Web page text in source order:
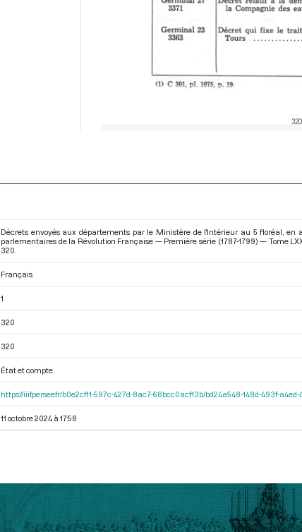
Décrets envoyés aux départements par le Ministère de l'Intérieur au 5 floréal,
parlementaires de la Révolution Française — Première série (1787-1799) — Tome
320.
Français
1
320
320
État et compte
https://iiif.persee.fr/b0e2cf11-597c-427d-8ac7-68bcc0acf13b/bd24a548-148d-493f-
11 octobre 2024 à 17:58